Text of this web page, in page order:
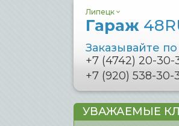
Липецк
Гараж
Заказывайте
+7 (4742) 20-30-
+7 (920) 538-30-
УВАЖАЕМЫЕ